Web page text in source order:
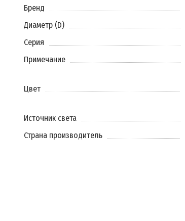
Бренд
Диаметр (D)
Серия
Примечание
Цвет
Источник света
Страна производитель